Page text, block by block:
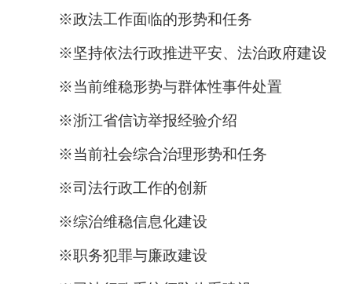
※政法工作面临的形势和任务
※坚持依法行政推进平安、法治政府建设
※当前维稳形势与群体性事件处置
※浙江省信访举报经验介绍
※当前社会综合治理形势和任务
※司法行政工作的创新
※综治维稳信息化建设
※职务犯罪与廉政建设